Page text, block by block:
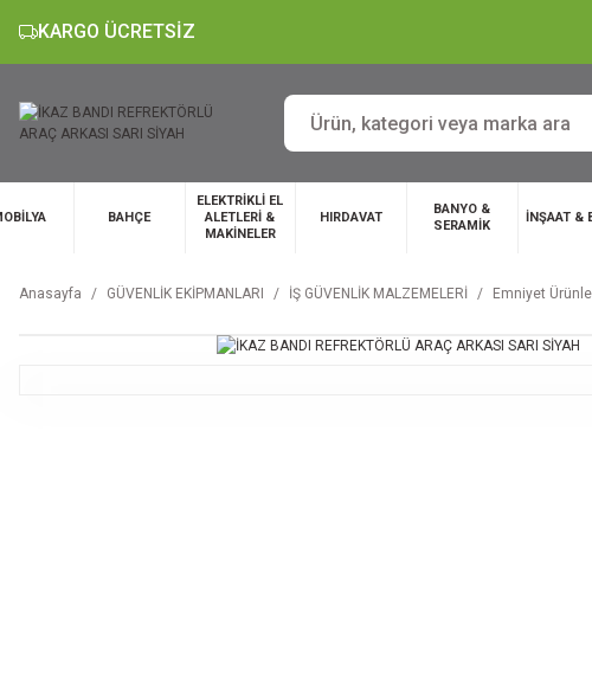
KARGO ÜCRETSİZ
BAHÇE
ELEKTRİKLİ EL
ALETLERİ &
MAKİNELER
HIRDAVAT
BANYO &
SERAMİK
İNŞAAT &
Anasayfa GÜVENLİK EKİPMANLARI İŞ GÜVENLİK MALZEMELERİ Emniyet